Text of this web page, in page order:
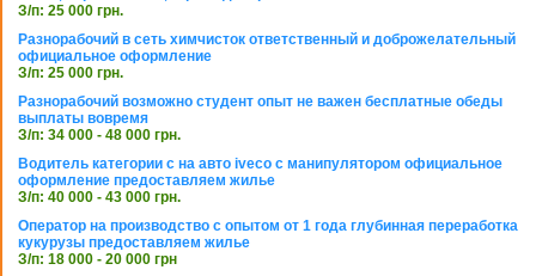
З/п: 25 000 грн.
Разнорабочий в сеть химчисток ответственный и доброжелательный
официальное оформление
З/п: 25 000 грн.
Разнорабочий возможно студент опыт не важен бесплатные обеды
выплаты вовремя
З/п: 34 000 - 48 000 грн.
Водитель категории с на авто iveco с манипулятором официальное
оформление предоставляем жилье
З/п: 40 000 - 43 000 грн.
Оператор на производство с опытом от 1 года глубинная переработка
кукурузы предоставляем жилье
З/п: 18 000 - 20 000 грн